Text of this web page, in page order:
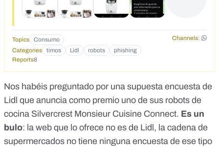
Topics Consumo
Channels:
Categories
timos Lidl robots
phishing
Reports8
Nos habéis preguntado por una supuesta encuesta de
Lidl que anuncia como premio uno de sus robots de
cocina Silvercrest Monsieur Cuisine Connect. Es un
bulo: la web que lo ofrece no es de Lidl, la cadena de
supermercados no tiene ninguna encuesta de ese tipo